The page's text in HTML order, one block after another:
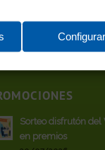
Configurar
Sorteo disfrutón del
en premios